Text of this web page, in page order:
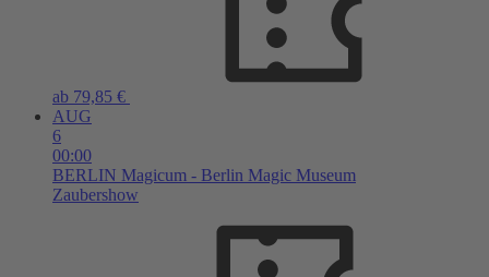
ab 79,85 €
AUG
6
00:00
BERLIN Magicum - Berlin Magic Museum
Zaubershow